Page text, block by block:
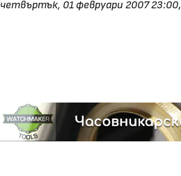
четвъртък, 01 февруари 2007 23:00,